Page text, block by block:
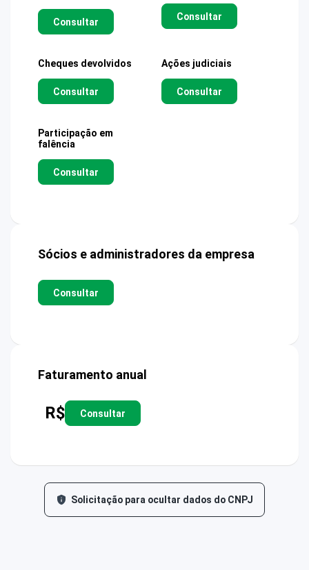
Consultar Consultar
Cheques devolvidos
Consultar
Ações judiciais
Consultar
Participação em
falência
Consultar
Sócios e administradores da empresa
Consultar
Faturamento anual
R$ Consultar
Solicitação para ocultar dados do CNPJ